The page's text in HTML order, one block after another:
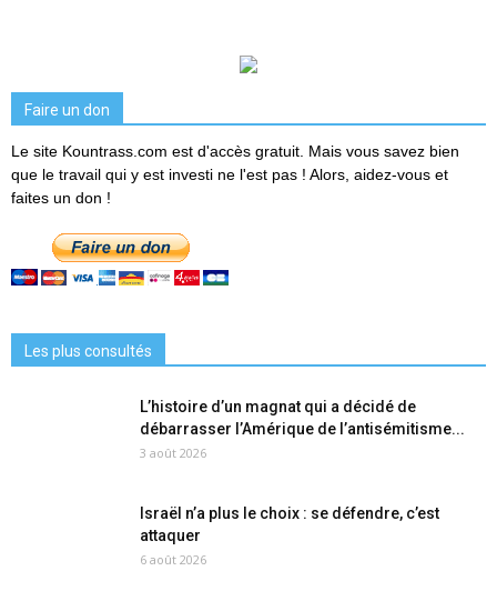
Faire un don
Le site Kountrass.com est d'accès gratuit. Mais vous savez bien
que le travail qui y est investi ne l'est pas ! Alors, aidez-vous et
faites un don !
Les plus consultés
L’histoire d’un magnat qui a décidé de
débarrasser l’Amérique de l’antisémitisme...
3 août 2026
Israël n’a plus le choix : se défendre, c’est
attaquer
6 août 2026